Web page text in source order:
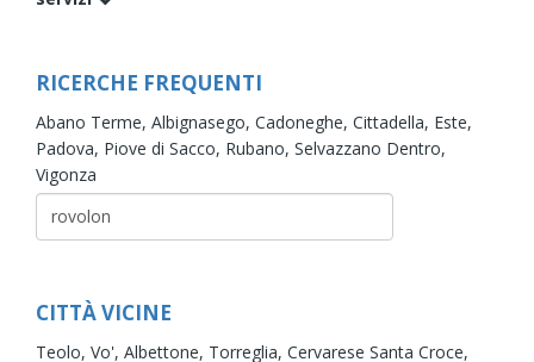
RICERCHE FREQUENTI
Abano Terme, Albignasego, Cadoneghe, Cittadella, Este,
Padova, Piove di Sacco, Rubano, Selvazzano Dentro,
Vigonza
CITTÀ VICINE
Teolo, Vo', Albettone, Torreglia, Cervarese Santa Croce,